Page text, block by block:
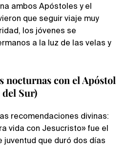
ambos Apóstoles y el
que seguir viaje muy
los jóvenes se
a la luz de las velas y
nocturnas con el Apóstol
Sur)
recomendaciones divinas:
vida con Jesucristo» fue el
juventud que duró dos días